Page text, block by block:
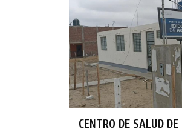
CENTRO DE SALUD